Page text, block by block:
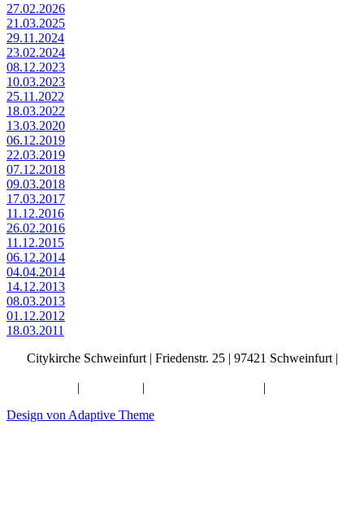
27.02.2026
21.03.2025
29.11.2024
23.02.2024
08.12.2023
10.03.2023
25.11.2022
18.03.2022
13.03.2020
06.12.2019
22.03.2019
07.12.2018
09.03.2018
17.03.2017
11.12.2016
26.02.2016
11.12.2015
06.12.2014
04.04.2014
14.12.2013
08.03.2013
01.12.2012
18.03.2011
Citykirche Schweinfurt | Friedenstr. 25 | 97421 Schweinfurt |
| | |
Design von Adaptive Theme